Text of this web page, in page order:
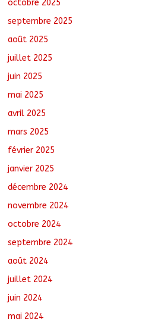
octobre 2025
septembre 2025
août 2025
juillet 2025
juin 2025
mai 2025
avril 2025
mars 2025
février 2025
janvier 2025
décembre 2024
novembre 2024
octobre 2024
septembre 2024
août 2024
juillet 2024
juin 2024
mai 2024